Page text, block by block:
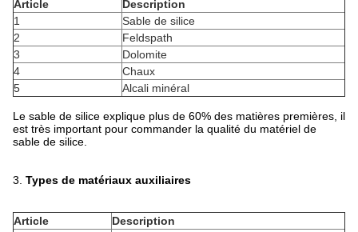
Article
Description
1
Sable de silice
2
Feldspath
3
Dolomite
4
Chaux
5
Alcali minéral
Le sable de silice explique plus de 60% des matières premières, il
est très important pour commander la qualité du matériel de
sable de silice.
3. Types de matériaux auxiliaires
Article
Description